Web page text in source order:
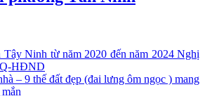
Tây Ninh từ năm 2020 đến năm 2024 Nghị
HĐND
– 9 thế đất đẹp (đai lưng ôm ngọc ) mang